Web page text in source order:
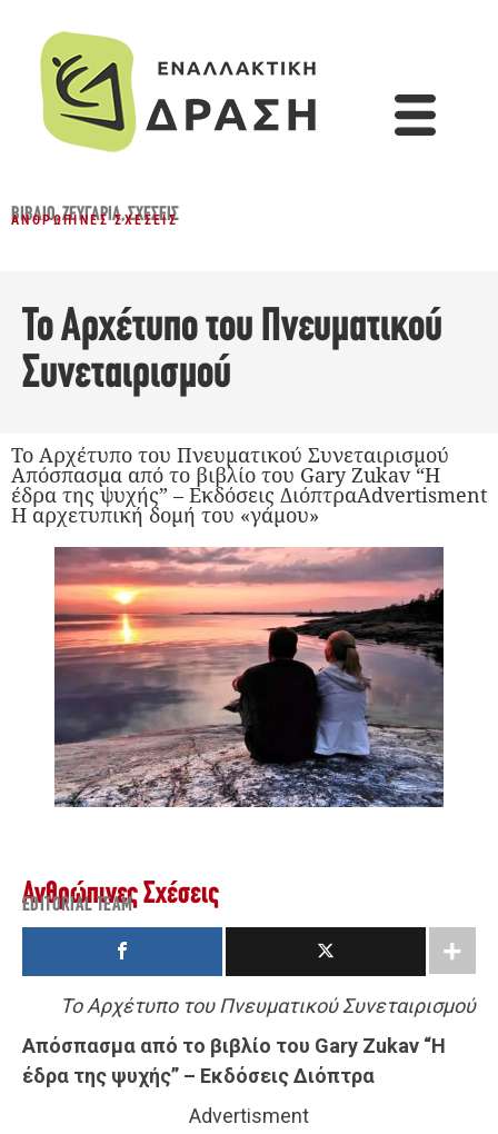
ΒΙΒΛΊΟ,ΖΕΥΓΆΡΙΑ,ΣΧΈΣΕΙΣ
ΑΝΘΡΏΠΙΝΕΣ ΣΧΈΣΕΙΣ
Το Αρχέτυπο του Πνευματικού
Συνεταιρισμού
Το Αρχέτυπο του Πνευματικού Συνεταιρισμού
Απόσπασμα από το βιβλίο του Gary Zukav “Η
έδρα της ψυχής” – Εκδόσεις ΔιόπτραAdvertisment
Η αρχετυπική δομή του «γάμου»
Ανθρώπινες Σχέσεις
EDITORIAL TEAM
Το Αρχέτυπο του Πνευματικού Συνεταιρισμού
Απόσπασμα από το βιβλίο του Gary Zukav “Η
έδρα της ψυχής” – Εκδόσεις Διόπτρα
Advertisment